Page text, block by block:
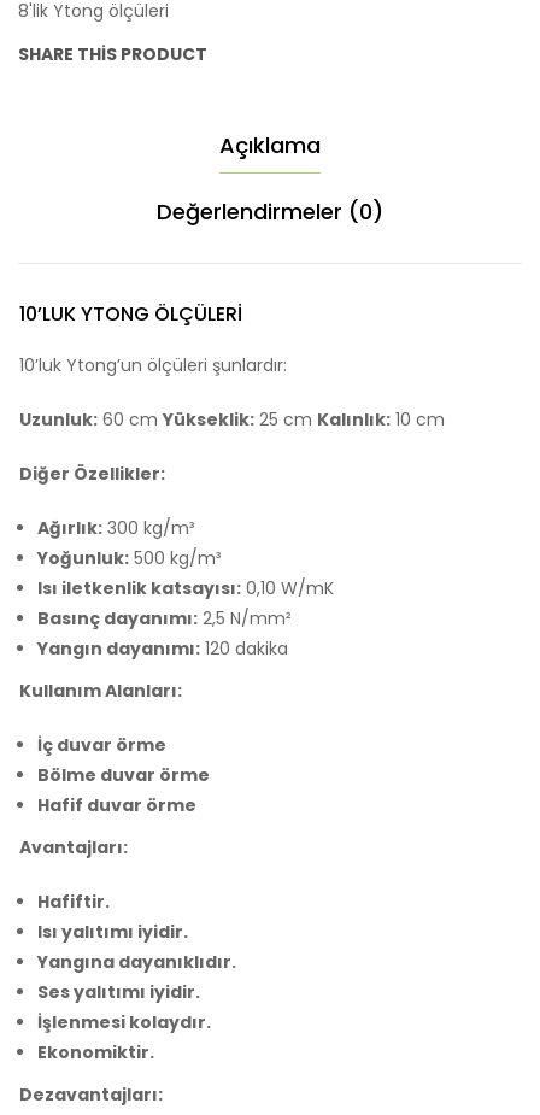
8'lik Ytong ölçüleri
SHARE THIS PRODUCT
Açıklama
Değerlendirmeler (0)
10’LUK YTONG ÖLÇÜLERI
10’luk Ytong’un ölçüleri şunlardır:
Uzunluk: 60 cmYükseklik: 25 cm Kalınlık: 10 cm
Diğer Özellikler:
Ağırlık: 300 kg/m³
Yoğunluk: 500 kg/m³
Isı iletkenlik katsayısı: 0,10 W/mK
Basınç dayanımı: 2,5 N/mm²
Yangın dayanımı: 120 dakika
Kullanım Alanları:
İç duvar örme
Bölme duvar örme
Hafif duvar örme
Avantajları:
Hafiftir.
Isı yalıtımı iyidir.
Yangına dayanıklıdır.
Ses yalıtımı iyidir.
İşlenmesi kolaydır.
Ekonomiktir.
Dezavantajları: